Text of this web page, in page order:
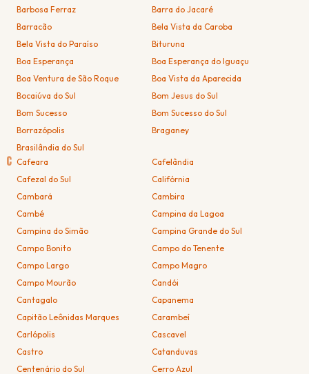
Barbosa Ferraz
Barra do Jacaré
Barracão
Bela Vista da Caroba
Bela Vista do Paraíso
Bituruna
Boa Esperança
Boa Esperança do Iguaçu
Boa Ventura de São Roque
Boa Vista da Aparecida
Bocaiúva do Sul
Bom Jesus do Sul
Bom Sucesso
Bom Sucesso do Sul
Borrazópolis
Braganey
Brasilândia do Sul
C Cafeara
Cafelândia
Cafezal do Sul
Califórnia
Cambará
Cambira
Cambé
Campina da Lagoa
Campina do Simão
Campina Grande do Sul
Campo Bonito
Campo do Tenente
Campo Largo
Campo Magro
Campo Mourão
Candói
Cantagalo
Capanema
Capitão Leônidas Marques
Carambeí
Carlópolis
Cascavel
Castro
Catanduvas
Centenário do Sul
Cerro Azul